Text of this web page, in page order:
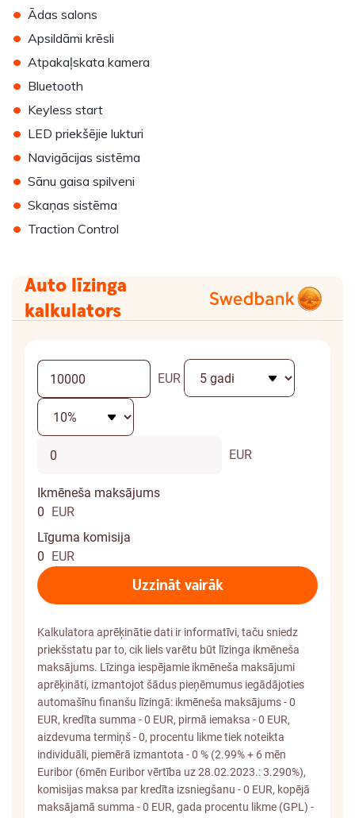
• Ādas salons
• Apsildāmi krēsli
• Atpakaļskata kamera
• Bluetooth
• Keyless start
• LED priekšējie lukturi
• Navigācijas sistēma
• Sānu gaisa spilveni
• Skaņas sistēma
• Traction Control